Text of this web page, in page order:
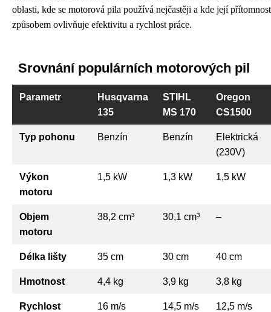
oblasti, kde se motorová pila používá nejčastěji a kde její
způsobem ovlivňuje efektivitu a rychlost práce.
Srovnání populárních motorových pil
Parametr
Husqvarna
135
STIHL
MS 170
Oregon
CS1500
Typ pohonu Benzín Benzín
Elektrická
(230V)
Výkon
motoru
1,5 kW 1,3 kW 1,5 kW
Objem
motoru
38,2 cm³ 30,1 cm³ –
Délka lišty 35 cm 30 cm 40 cm
Hmotnost 4,4 kg 3,9 kg 3,8 kg
Rychlost
16 m/s 14,5 m/s 12,5 m/s